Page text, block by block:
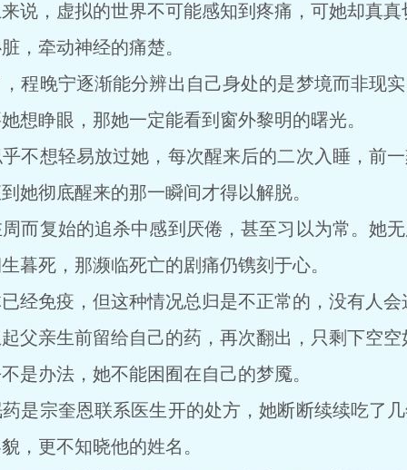
，虚拟的世界不可能感知到疼痛，可她却真真
，牵动神经的痛楚。
晚宁逐渐能分辨出自己身处的是梦境而非现实
想睁眼，那她一定能看到窗外黎明的曙光。
想轻易放过她，每次醒来后的二次入睡，前一
她彻底醒来的那一瞬间才得以解脱。
复始的追杀中感到厌倦，甚至习以为常。她无
暮死，那濒临死亡的剧痛仍镌刻于心。
免疫，但这种情况总归是不正常的，没有人会
亲生前留给自己的药，再次翻出，只剩下空空
办法，她不能困囿在自己的梦魇。
宗奎恩联系医生开的处方，她断断续续吃了几
，更不知晓他的姓名。